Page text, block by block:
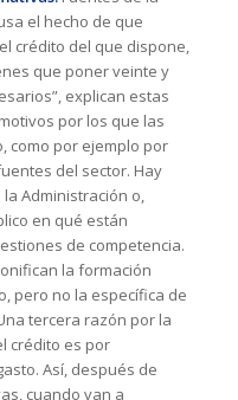
el hecho de que
crédito del que dispone,
que poner veinte y
explican estas
por los que las
como por ejemplo por
del sector. Hay
Administración o,
en qué están
de competencia.
la formación
pero no la específica de
tercera razón por la
crédito es por
Así, después de
cuando van a